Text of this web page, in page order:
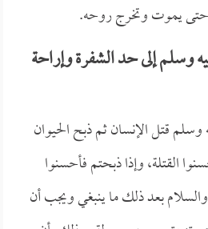
حتى يموت وتخرج روحه.
وسلم إلى حد الشفرة وإراحة
وسلم قتل الإنسان ثم ذبح الحيوان
القتلة، وإذا ذبحتم فأحسنوا
بعد ذلك ما ينبغي ويجب أن